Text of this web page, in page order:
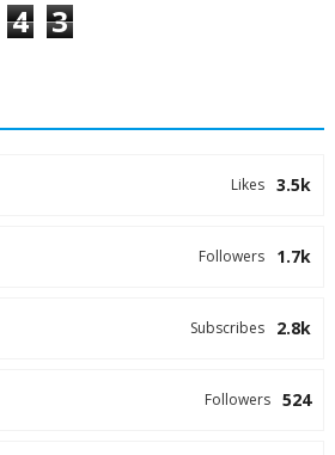
4 3
3.5k
Likes
1.7k
Followers
2.8k
Subscribes
524
Followers